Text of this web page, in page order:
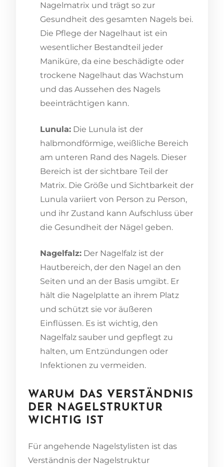
Nagelmatrix und trägt so zur
Gesundheit des gesamten Nagels bei.
Die Pflege der Nagelhaut ist ein
wesentlicher Bestandteil jeder
Maniküre, da eine beschädigte oder
trockene Nagelhaut das Wachstum
und das Aussehen des Nagels
beeinträchtigen kann.
Lunula: Die Lunula ist der
halbmondförmige, weißliche Bereich
am unteren Rand des Nagels. Dieser
Bereich ist der sichtbare Teil der
Matrix. Die Größe und Sichtbarkeit der
Lunula variiert von Person zu Person,
und ihr Zustand kann Aufschluss über
die Gesundheit der Nägel geben.
Nagelfalz: Der Nagelfalz ist der
Hautbereich, der den Nagel an den
Seiten und an der Basis umgibt. Er
hält die Nagelplatte an ihrem Platz
und schützt sie vor äußeren
Einflüssen. Es ist wichtig, den
Nagelfalz sauber und gepflegt zu
halten, um Entzündungen oder
Infektionen zu vermeiden.
WARUM DAS VERSTÄNDNIS
DER NAGELSTRUKTUR
WICHTIG IST
Für angehende Nagelstylisten ist das
Verständnis der Nagelstruktur